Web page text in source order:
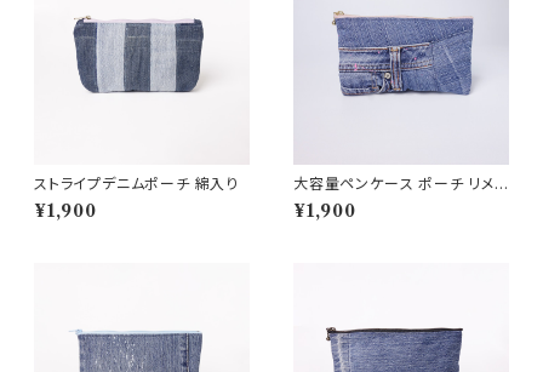
ストライプデニムポーチ 綿入り
¥1,900
大容量ペンケース ポーチ リメイ
クデニム生地
¥1,900